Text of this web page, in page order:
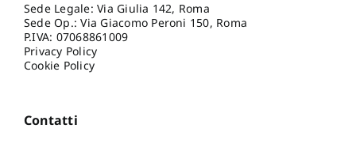
Sede Legale: Via Giulia 142, Roma
Sede Op.: Via Giacomo Peroni 150, Roma
P.IVA: 07068861009
Privacy Policy
Cookie Policy
Contatti